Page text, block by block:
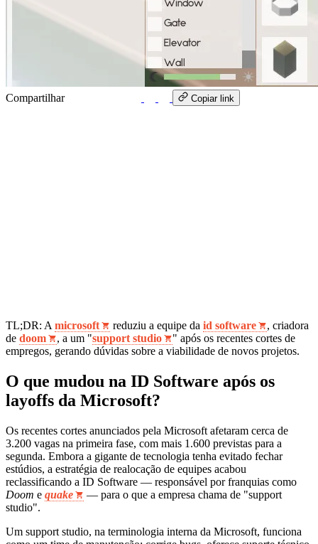
Compartilhar Copiar link
TL;DR: A microsoft reduziu a equipe da id software
, criadora
de doom , a um "support studio
" após os recentes cortes de
empregos, gerando dúvidas sobre a viabilidade de novos projetos.
O que mudou na ID Software após os
layoffs da Microsoft?
Os recentes cortes anunciados pela Microsoft afetaram cerca de
3.200 vagas na primeira fase, com mais 1.600 previstas para a
segunda. Embora a gigante de tecnologia tenha evitado fechar
estúdios, a estratégia de realocação de equipes acabou
reclassificando a ID Software — responsável por franquias como
Doom e quake
— para o que a empresa chama de "support
studio".
Um support studio, na terminologia interna da Microsoft, funciona